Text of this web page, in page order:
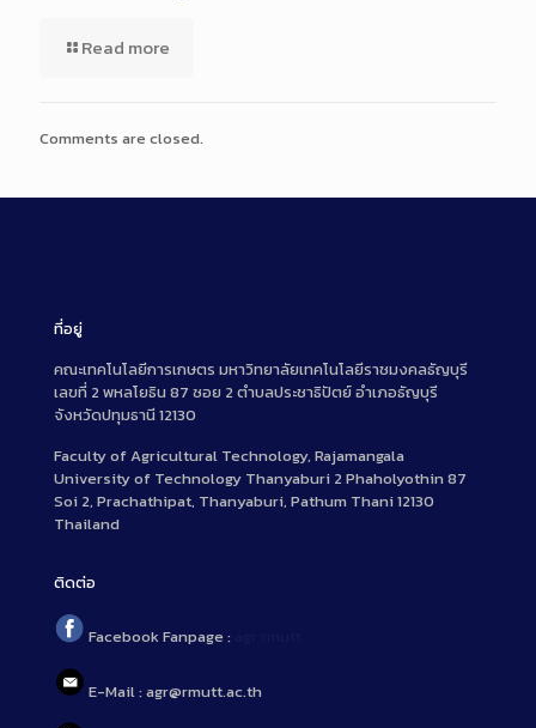
Read more
Comments are closed.
ที่อยู่
คณะเทคโนโลยีการเกษตร มหาวิทยาลัยเทคโนโลยีราชมงคลธัญบุรี
เลขที่ 2 พหลโยธิน 87 ซอย 2 ตำบลประชาธิปัตย์ อำเภอธัญบุรี
จังหวัดปทุมธานี 12130
Faculty of Agricultural Technology, Rajamangala
University of Technology Thanyaburi 2 Phaholyothin 87
Soi 2, Prachathipat, Thanyaburi, Pathum Thani 12130
Thailand
ติดต่อ
Facebook Fanpage :
E-Mail : agr@rmutt.ac.th